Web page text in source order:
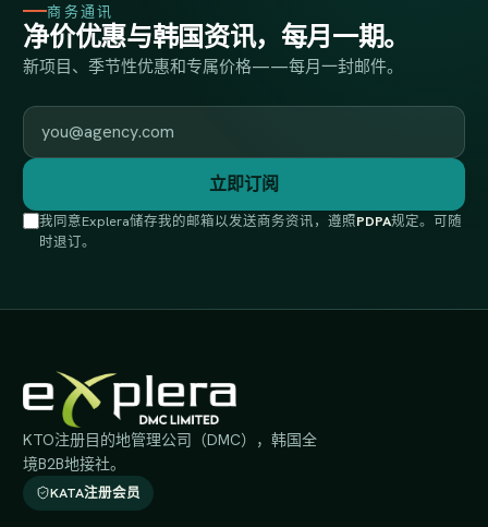
商务通讯
净价优惠与韩国资讯，每月一期。
新项目、季节性优惠和专属价格——每月一封邮件。
工作邮箱
立即订阅
我同意Explera储存我的邮箱以发送商务资讯，遵照PDPA规定。可随
时退订。
KTO注册目的地管理公司（DMC），韩国全
境B2B地接社。
KATA注册会员